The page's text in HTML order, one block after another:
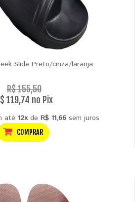
Slide Preto/cinza/laranja
R$ 155,50
119,74 no Pix
até 12xde R$ 11,66 sem juros
COMPRAR